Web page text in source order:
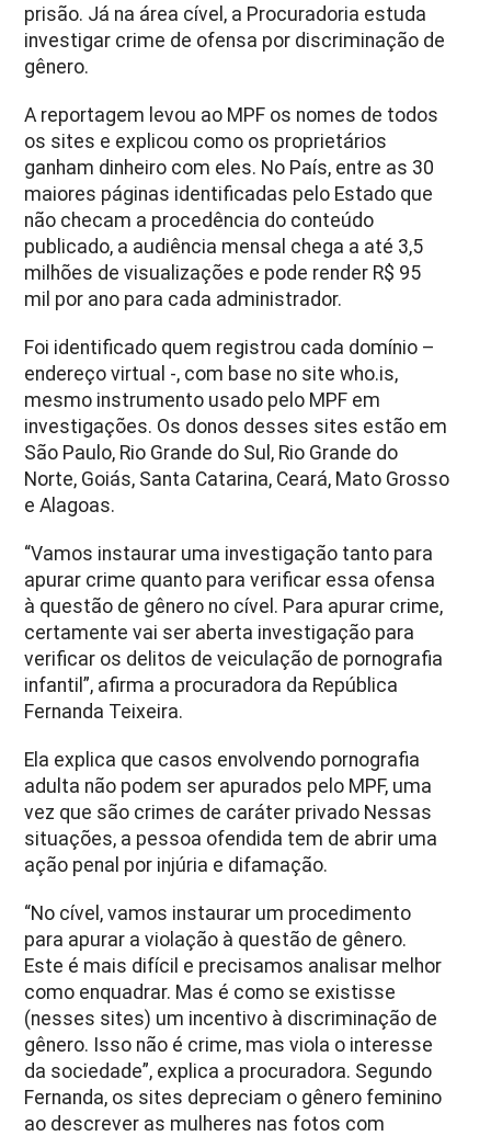
prisão. Já na área cível, a Procuradoria estuda
investigar crime de ofensa por discriminação de
gênero.
A reportagem levou ao MPF os nomes de todos
os sites e explicou como os proprietários
ganham dinheiro com eles. No País, entre as 30
maiores páginas identificadas pelo Estado que
não checam a procedência do conteúdo
publicado, a audiência mensal chega a até 3,5
milhões de visualizações e pode render R$ 95
mil por ano para cada administrador.
Foi identificado quem registrou cada domínio –
endereço virtual -, com base no site who.is,
mesmo instrumento usado pelo MPF em
investigações. Os donos desses sites estão em
São Paulo, Rio Grande do Sul, Rio Grande do
Norte, Goiás, Santa Catarina, Ceará, Mato Grosso
e Alagoas.
“Vamos instaurar uma investigação tanto para
apurar crime quanto para verificar essa ofensa
à questão de gênero no cível. Para apurar crime,
certamente vai ser aberta investigação para
verificar os delitos de veiculação de pornografia
infantil”, afirma a procuradora da República
Fernanda Teixeira.
Ela explica que casos envolvendo pornografia
adulta não podem ser apurados pelo MPF, uma
vez que são crimes de caráter privado Nessas
situações, a pessoa ofendida tem de abrir uma
ação penal por injúria e difamação.
“No cível, vamos instaurar um procedimento
para apurar a violação à questão de gênero.
Este é mais difícil e precisamos analisar melhor
como enquadrar. Mas é como se existisse
(nesses sites) um incentivo à discriminação de
gênero. Isso não é crime, mas viola o interesse
da sociedade”, explica a procuradora. Segundo
Fernanda, os sites depreciam o gênero feminino
ao descrever as mulheres nas fotos com